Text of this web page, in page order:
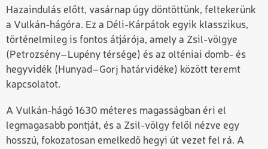
Hazaindulás előtt, vasárnap úgy döntöttünk, feltekerünk
a Vulkán-hágóra. Ez a Déli-Kárpátok egyik klasszikus,
történelmileg is fontos átjárója, amely a Zsil-völgye
(Petrozsény–Lupény térsége) és az olténiai domb- és
hegyvidék (Hunyad–Gorj határvidéke) között teremt
kapcsolatot.
A Vulkán-hágó 1630 méteres magasságban éri el
legmagasabb pontját, és a Zsil-völgy felől nézve egy
hosszú, fokozatosan emelkedő hegyi út vezet fel rá. A